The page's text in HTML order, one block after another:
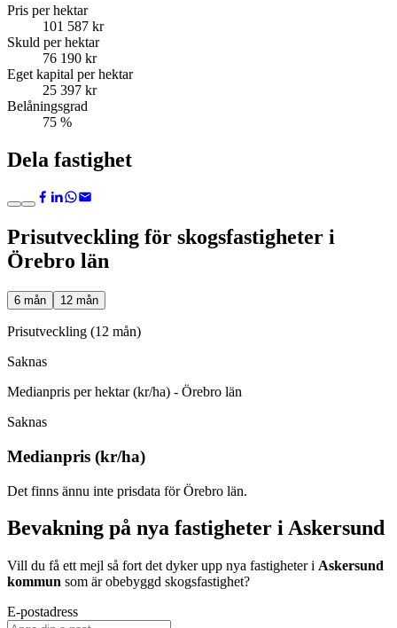
Pris per hektar
101 587 kr
Skuld per hektar
76 190 kr
Eget kapital per hektar
25 397 kr
Belåningsgrad
75 %
Dela fastighet
Prisutveckling för skogsfastigheter i
Örebro län
6 mån 12 mån
Prisutveckling (12 mån)
Saknas
Medianpris per hektar (kr/ha) - Örebro län
Saknas
Medianpris (kr/ha)
Det finns ännu inte prisdata för Örebro län.
Bevakning på nya fastigheter i Askersund
Vill du få ett mejl så fort det dyker upp nya fastigheter i Askersund
kommun som är obebyggd skogsfastighet?
E-postadress